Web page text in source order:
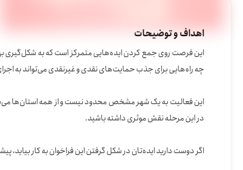
اهداف و توضیحات
اگر دوست دارید ایده‌تان در شکل گرفتن این فراخوان به کار بیاید، پیشنهادتان بنویسید و ارسال کنید.